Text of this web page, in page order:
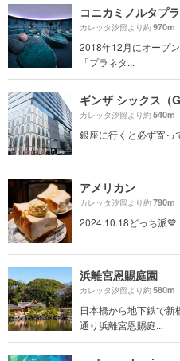
コニカミノルタプ
カレッタ汐留より約970m
2018年12月にオープ
「プラネタ...
ギンザ シックス（
カレッタ汐留より約540m
銀座に行くと必ず寄っ
アメリカン
カレッタ汐留より約790m
2024.10.18どっち派💙
浜離宮恩賜庭園
カレッタ汐留より約580m
日本橋から地下鉄で
通り浜離宮恩賜庭...